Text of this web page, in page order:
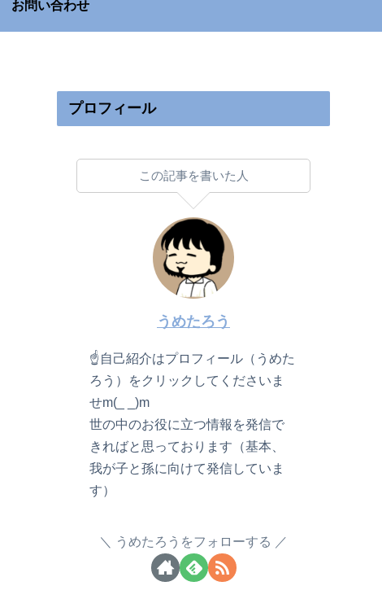
お問い合わせ
プロフィール
この記事を書いた人
うめたろう
☝自己紹介はプロフィール（うめた
ろう）をクリックしてくださいま
せm(_ _)m
世の中のお役に立つ情報を発信で
きればと思っております（基本、
我が子と孫に向けて発信していま
す）
うめたろうをフォローする